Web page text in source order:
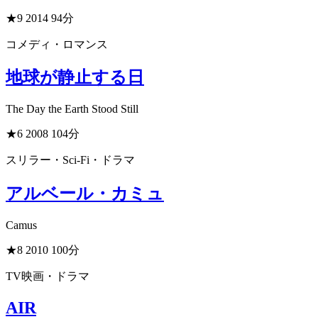
★9 2014 94分
コメディ・ロマンス
地球が静止する日
The Day the Earth Stood Still
★6 2008 104分
スリラー・Sci-Fi・ドラマ
アルベール・カミュ
Camus
★8 2010 100分
TV映画・ドラマ
AIR